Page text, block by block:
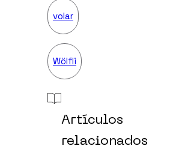
volar
Wölfli
Artículos
relacionados